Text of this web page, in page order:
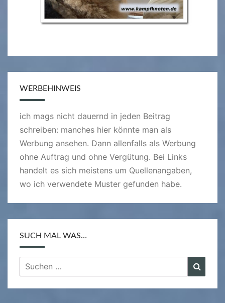
WERBEHINWEIS
ich mags nicht dauernd in jeden Beitrag
schreiben: manches hier könnte man als
Werbung ansehen. Dann allenfalls als Werbung
ohne Auftrag und ohne Vergütung. Bei Links
handelt es sich meistens um Quellenangaben,
wo ich verwendete Muster gefunden habe.
SUCH MAL WAS…
Suchen
nach: